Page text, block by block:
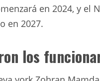
en 2024, y el
en 2027.
los